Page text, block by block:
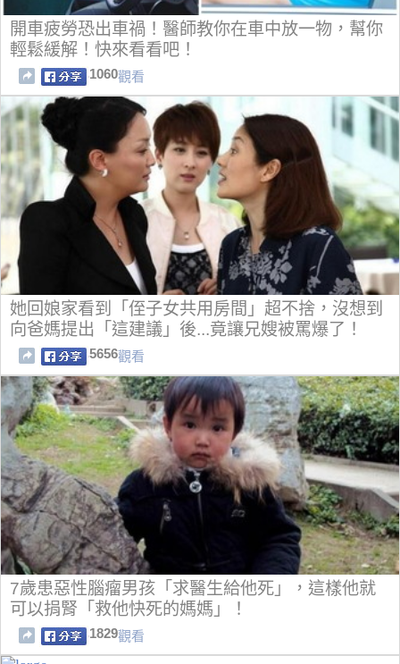
開車疲勞恐出車禍！醫師教你在車中放一物，幫你
輕鬆緩解！快來看看吧！
1060觀看
她回娘家看到「侄子女共用房間」超不捨，沒想到
向爸媽提出「這建議」後...竟讓兄嫂被罵爆了！
5656觀看
7歲患惡性腦瘤男孩「求醫生給他死」，這樣他就
可以捐腎「救他快死的媽媽」！
1829觀看